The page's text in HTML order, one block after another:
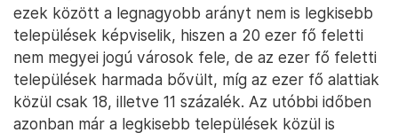
ezek között a legnagyobb arányt nem is legkisebb
települések képviselik, hiszen a 20 ezer fő feletti
nem megyei jogú városok fele, de az ezer fő feletti
települések harmada bővült, míg az ezer fő alattiak
közül csak 18, illetve 11 százalék. Az utóbbi időben
azonban már a legkisebb települések közül is